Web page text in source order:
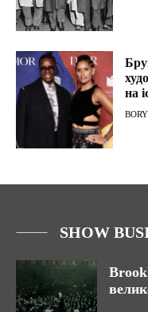
на
SHOW